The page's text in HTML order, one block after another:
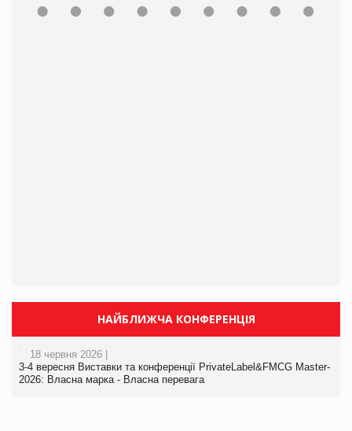
НАЙБЛИЖЧА КОНФЕРЕНЦІЯ
18 червня 2026 |
3-4 вересня Виставки та конференції PrivateLabel&FMCG Master-
2026: Власна марка - Власна перевага